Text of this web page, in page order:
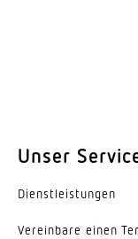
Unser
Dienst­leis­tungen
Vereinbare einen